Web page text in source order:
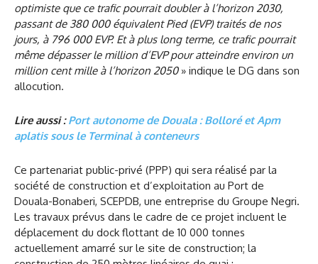
optimiste que ce trafic pourrait doubler à l’horizon 2030,
passant de 380 000 équivalent Pied (EVP) traités de nos
jours, à 796 000 EVP. Et à plus long terme, ce trafic pourrait
même dépasser le million d’EVP pour atteindre environ un
million cent mille à l’horizon 2050» indique le DG dans son
allocution.
Lire aussi :Port autonome de Douala : Bolloré et Apm
aplatis sous le Terminal à conteneurs
Ce partenariat public-privé (PPP) qui sera réalisé par la
société de construction et d’exploitation au Port de
Douala-Bonaberi, SCEPDB, une entreprise du Groupe Negri.
Les travaux prévus dans le cadre de ce projet incluent le
déplacement du dock flottant de 10 000 tonnes
actuellement amarré sur le site de construction; la